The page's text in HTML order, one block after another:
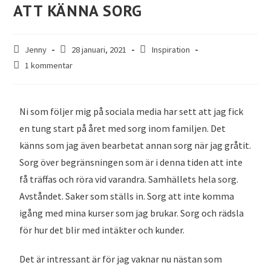
ATT KÄNNA SORG
Jenny 28 januari, 2021
Inspiration
1 kommentar
Ni som följer mig på sociala media har sett att jag fick
en tung start på året med sorg inom familjen. Det
känns som jag även bearbetat annan sorg när jag gråtit.
Sorg över begränsningen som är i denna tiden att inte
få träffas och röra vid varandra. Samhällets hela sorg.
Avståndet. Saker som ställs in. Sorg att inte komma
igång med mina kurser som jag brukar. Sorg och rädsla
för hur det blir med intäkter och kunder.
Det är intressant är för jag vaknar nu nästan som